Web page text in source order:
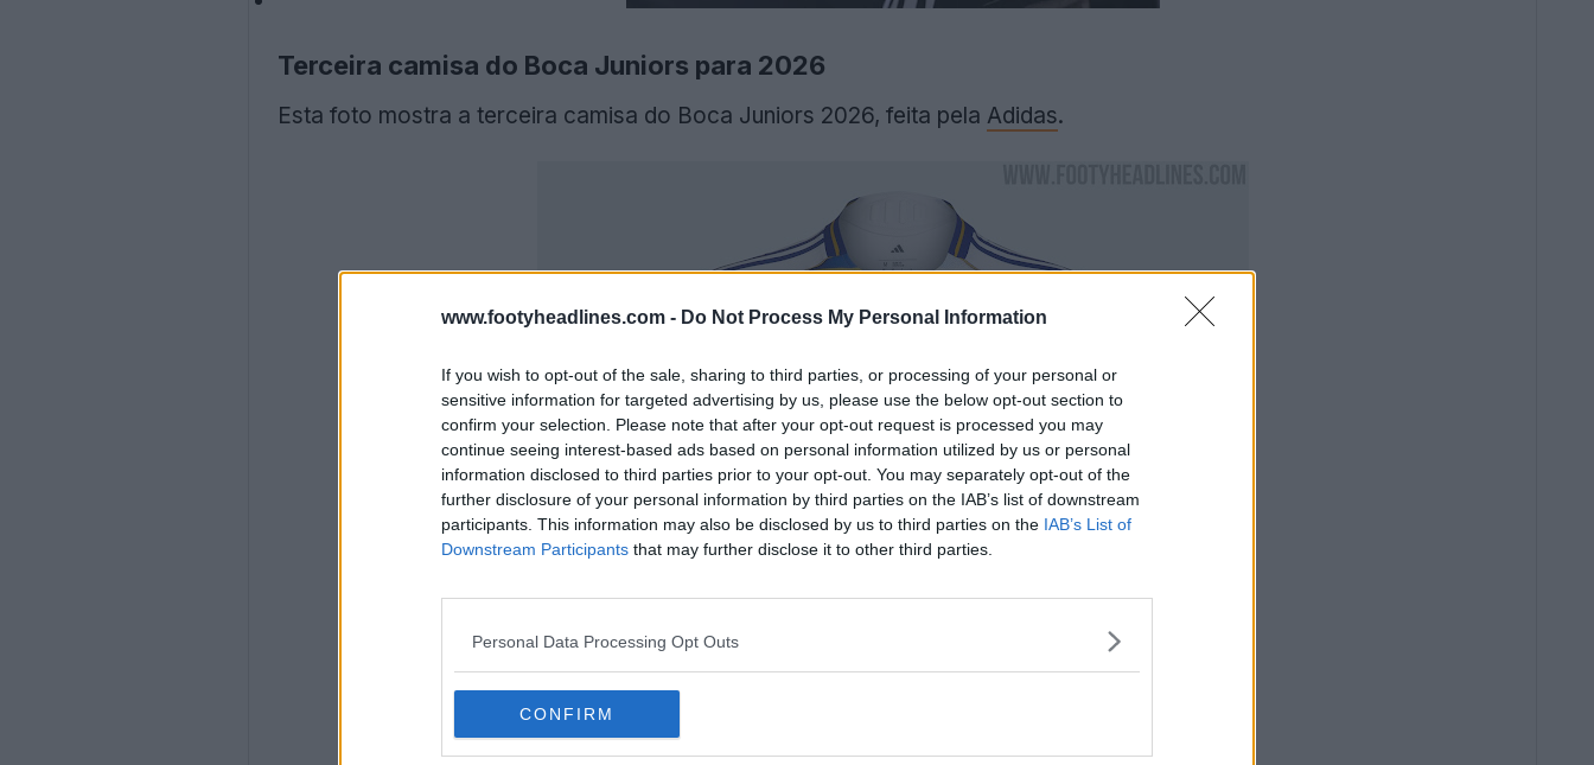
www.footyheadlines.com - Do Not Process My Personal Information
If you wish to opt-out of the sale, sharing to third parties, or processing of your personal or
sensitive information for targeted advertising by us, please use the below opt-out section to
confirm your selection. Please note that after your opt-out request is processed you may
continue seeing interest-based ads based on personal information utilized by us or personal
information disclosed to third parties prior to your opt-out. You may separately opt-out of the
further disclosure of your personal information by third parties on the IAB’s list of downstream
participants. This information may also be disclosed by us to third parties on the IAB’s List of
Downstream Participants that may further disclose it to other third parties.
Personal Data Processing Opt Outs
CONFIRM
Terceira camisa do Boca Juniors para 2026
Esta foto mostra a terceira camisa do Boca Juniors 2026, feita pela Adidas.